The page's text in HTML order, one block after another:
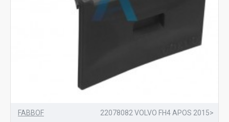
FABBOF 22078082 VOLVO FH4 APOS 2015>